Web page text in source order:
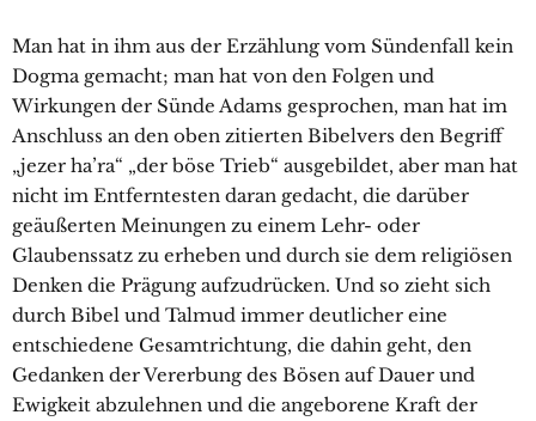
Man hat in ihm aus der Erzählung vom Sündenfall kein
Dogma gemacht; man hat von den Folgen und
Wirkungen der Sünde Adams gesprochen, man hat im
Anschluss an den oben zitierten Bibelvers den Begriff
„jezer ha’ra“ „der böse Trieb“ ausgebildet, aber man hat
nicht im Entferntesten daran gedacht, die darüber
geäußerten Meinungen zu einem Lehr- oder
Glaubenssatz zu erheben und durch sie dem religiösen
Denken die Prägung aufzudrücken. Und so zieht sich
durch Bibel und Talmud immer deutlicher eine
entschiedene Gesamtrichtung, die dahin geht, den
Gedanken der Vererbung des Bösen auf Dauer und
Ewigkeit abzulehnen und die angeborene Kraft der